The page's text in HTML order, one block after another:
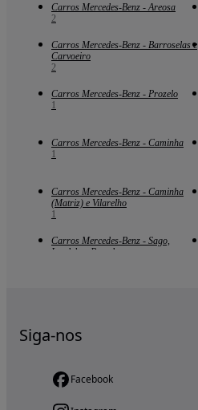
Carros Mercedes-Benz - Areosa
2
Carros Mercedes-Benz - Barroselas e
Carvoeiro
2
Carros Mercedes-Benz - Prozelo
1
Carros Mercedes-Benz - Caminha
1
Carros Mercedes-Benz - Caminha
(Matriz) e Vilarelho
1
Carros Mercedes-Benz - Sago,
Lordelo e Parada
Siga-nos
Facebook